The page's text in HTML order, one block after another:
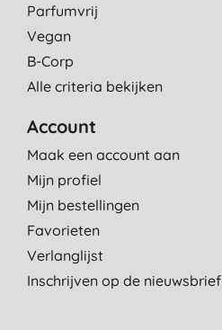
Parfumvrij
Vegan
B-Corp
Alle criteria bekijken
Account
Maak een account aan
Mijn profiel
Mijn bestellingen
Favorieten
Verlanglijst
Inschrijven op de nieuwsbrief